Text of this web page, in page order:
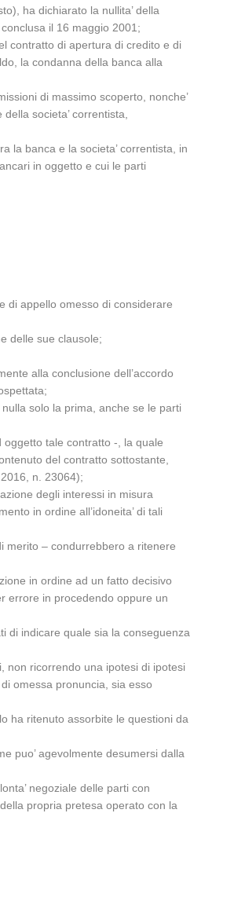
ha dichiarato la nullita’ della
il 16 maggio 2001;
contratto di apertura di credito e di
la condanna della banca alla
di massimo scoperto, nonche’
societa’ correntista,
la banca e la societa’ correntista, in
in oggetto e cui le parti
di appello omesso di considerare
delle sue clausole;
alla conclusione dell’accordo
solo la prima, anche se le parti
oggetto tale contratto -, la quale
del contratto sottostante,
n. 23064);
degli interessi in misura
in ordine all’idoneita’ di tali
merito – condurrebbero a ritenere
in ordine ad un fatto decisivo
errore in procedendo oppure un
di indicare quale sia la conseguenza
non ricorrendo una ipotesi di ipotesi
omessa pronuncia, sia esso
ha ritenuto assorbite le questioni da
puo’ agevolmente desumersi dalla
negoziale delle parti con
propria pretesa operato con la